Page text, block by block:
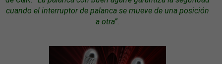
cuando el interruptor de palanca se mueve de una posición
a otra”.